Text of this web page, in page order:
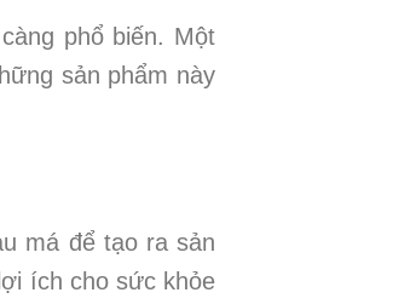
phổ biến. Một
sản phẩm này
má để tạo ra sản
ích cho sức khỏe